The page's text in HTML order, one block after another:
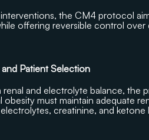
the CM4 protocol
offering reversible control
Patient Selection
and electrolyte balance, the
obesity must maintain adequate
creatinine, and